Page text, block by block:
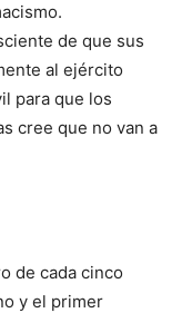
de que sus
al ejército
para que los
cree que no van a
de cada cinco
y el primer